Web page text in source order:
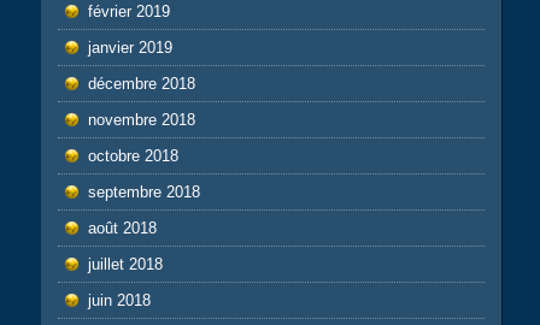
février 2019
janvier 2019
décembre 2018
novembre 2018
octobre 2018
septembre 2018
août 2018
juillet 2018
juin 2018